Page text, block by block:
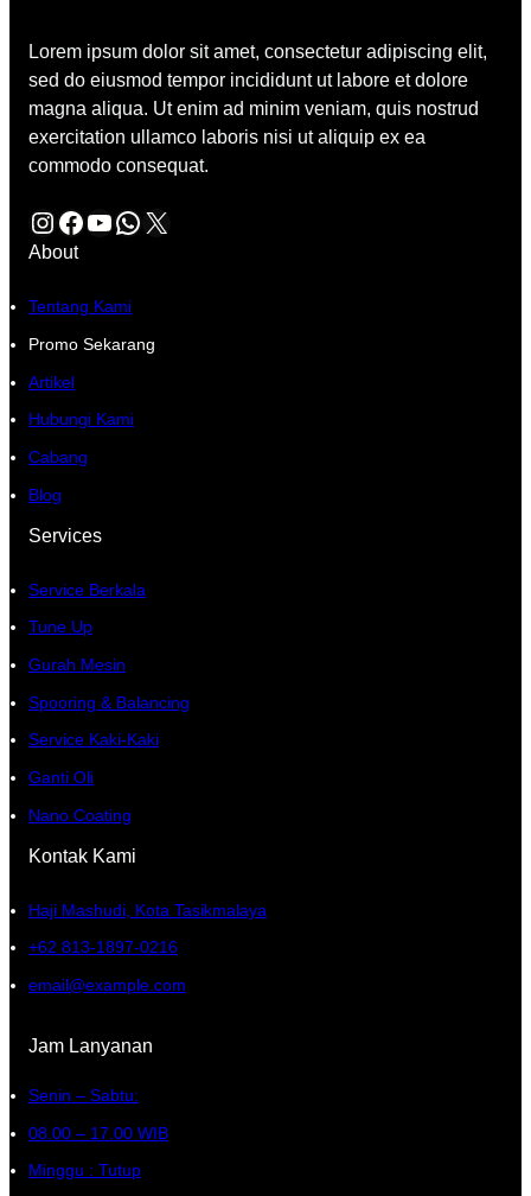
Lorem ipsum dolor sit amet, consectetur adipiscing elit,
sed do eiusmod tempor incididunt ut labore et dolore
magna aliqua. Ut enim ad minim veniam, quis nostrud
exercitation ullamco laboris nisi ut aliquip ex ea
commodo consequat.
Instagram Facebook YouTube WhatsApp X
About
Tentang Kami
Promo Sekarang
Artikel
Hubungi Kami
Cabang
Blog
Services
Service Berkala
Tune Up
Gurah Mesin
Spooring & Balancing
Service Kaki-Kaki
Ganti Oli
Nano Coating
Kontak Kami
Haji Mashudi, Kota Tasikmalaya
+62 813-1897-0216
email@example.com
Jam Lanyanan
Senin – Sabtu:
08.00 – 17.00 WIB
Minggu : Tutup